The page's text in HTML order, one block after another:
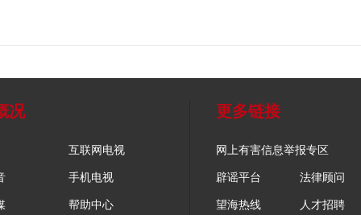
况
互联网电视
手机电视
帮助中心
更多链接
网上有害信息举报专区
辟谣平台 法律顾问
望海热线 人才招聘